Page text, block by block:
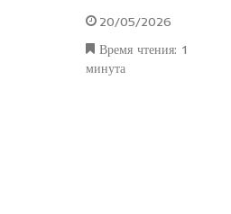
20/05/2026
Время чтения: 1
минута